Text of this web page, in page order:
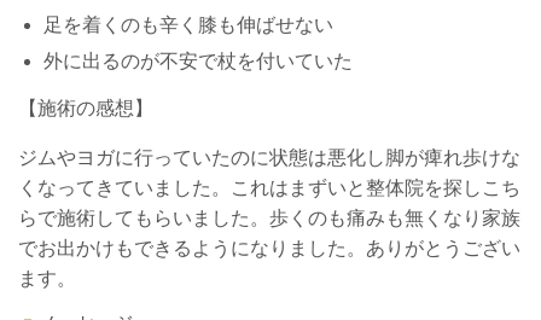
足を着くのも辛く膝も伸ばせない
外に出るのが不安で杖を付いていた
【施術の感想】
ジムやヨガに行っていたのに状態は悪化し脚が痺れ歩けな
くなってきていました。これはまずいと整体院を探しこち
らで施術してもらいました。歩くのも痛みも無くなり家族
でお出かけもできるようになりました。ありがとうござい
ます。